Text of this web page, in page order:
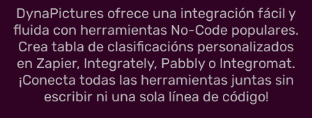
DynaPictures ofrece una integración fácil y
fluida con herramientas No-Code populares.
Crea tabla de clasificacións personalizados
en Zapier, Integrately, Pabbly o Integromat.
¡Conecta todas las herramientas juntas sin
escribir ni una sola línea de código!